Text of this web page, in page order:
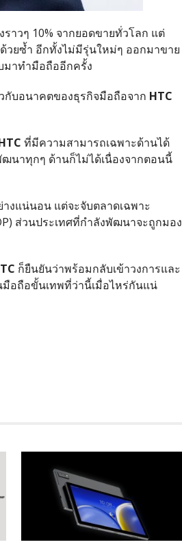
าวๆ 10% จากยอดขายทั่วโลก แต่
ยซ้ำ อีกทั้งไม่มีรุ่นใหม่ๆ ออกมาขาย
มาทำมือถืออีกครั้ง
กับอนาคตของธุรกิจมือถือจาก HTC
ที่มีความสามารถเฉพาะด้านได้
ฒนาทุกๆ ด้านก็ไม่ได้เนื่องจากตอนนี้
งแน่นอน แต่จะจับตลาดเฉพาะ
ส่วนประเทศที่กำลังพัฒนาจะถูกมอง
ก็ยืนยันว่าพร้อมกลับเข้าวงการและ
อถือขั้นเทพที่ว่านี้เมื่อไหร่กันแน่